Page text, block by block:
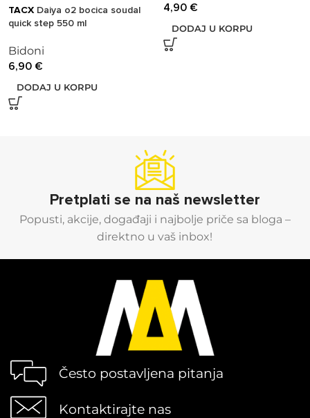
TACXDaiya o2 bocica soudal
quick step 550 ml
Bidoni
6,90 €
DODAJ U KORPU
4,90 €
DODAJ U KORPU
Pretplati se na naš newsletter
Popusti, akcije, događaji i najbolje priče sa bloga –
direktno u vaš inbox!
Često postavljena pitanja
Kontaktirajte nas